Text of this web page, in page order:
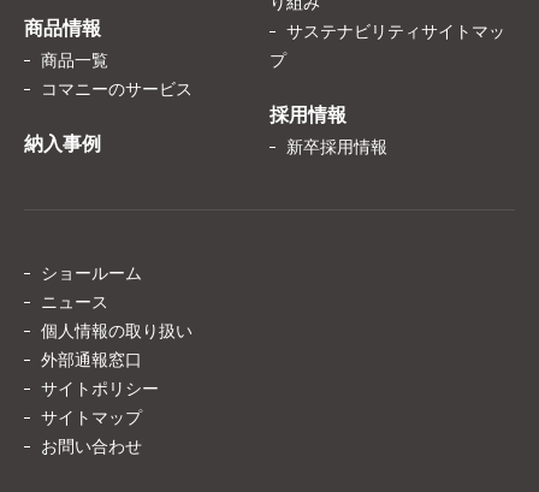
商品情報
商品一覧
コマニーのサービス
納入事例
サステナビリティサイトマッ
プ
採用情報
新卒採用情報
ショールーム
ニュース
個人情報の取り扱い
外部通報窓口
サイトポリシー
サイトマップ
お問い合わせ